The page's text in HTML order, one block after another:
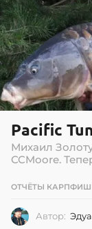
Pacific
Михаил
CCMoore.
ОТЧЁТЫ
Автор: